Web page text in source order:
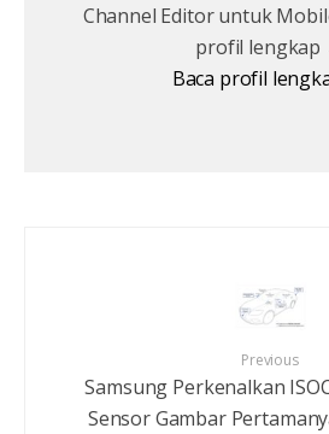
Channel Editor untuk
profil lengkap
Baca profil
Previous
Samsung Perkenalkan
Sensor Gambar